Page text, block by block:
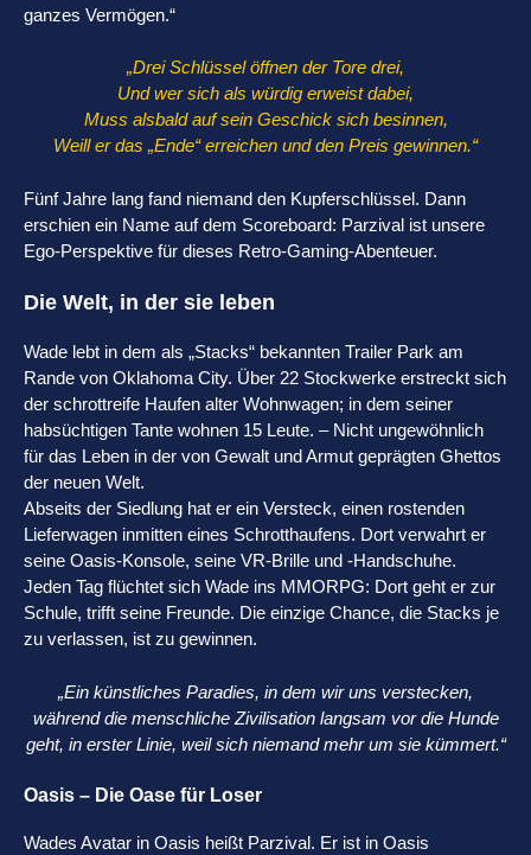
ganzes Vermögen.“
„Drei Schlüssel öffnen der Tore drei,
Und wer sich als würdig erweist dabei,
Muss alsbald auf sein Geschick sich besinnen,
Weill er das „Ende“ erreichen und den Preis gewinnen.“
Fünf Jahre lang fand niemand den Kupferschlüssel. Dann
erschien ein Name auf dem Scoreboard: Parzival ist unsere
Ego-Perspektive für dieses Retro-Gaming-Abenteuer.
Die Welt, in der sie leben
Wade lebt in dem als „Stacks“ bekannten Trailer Park am
Rande von Oklahoma City. Über 22 Stockwerke erstreckt sich
der schrottreife Haufen alter Wohnwagen; in dem seiner
habsüchtigen Tante wohnen 15 Leute. – Nicht ungewöhnlich
für das Leben in der von Gewalt und Armut geprägten Ghettos
der neuen Welt.
Abseits der Siedlung hat er ein Versteck, einen rostenden
Lieferwagen inmitten eines Schrotthaufens. Dort verwahrt er
seine Oasis-Konsole, seine VR-Brille und -Handschuhe.
Jeden Tag flüchtet sich Wade ins MMORPG: Dort geht er zur
Schule, trifft seine Freunde. Die einzige Chance, die Stacks je
zu verlassen, ist zu gewinnen.
„Ein künstliches Paradies, in dem wir uns verstecken,
während die menschliche Zivilisation langsam vor die Hunde
geht, in erster Linie, weil sich niemand mehr um sie kümmert.“
Oasis – Die Oase für Loser
Wades Avatar in Oasis heißt Parzival. Er ist in Oasis